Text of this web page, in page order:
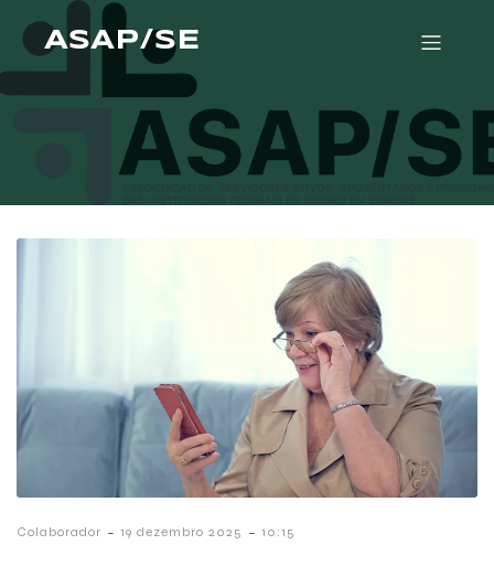
ASAP/SE
Colaborador - 19 dezembro 2025 - 10:15